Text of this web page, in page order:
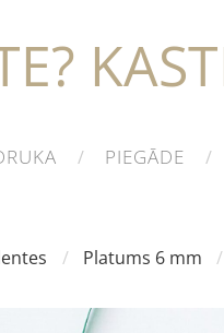
PIEGĀDE
Platums 6 mm